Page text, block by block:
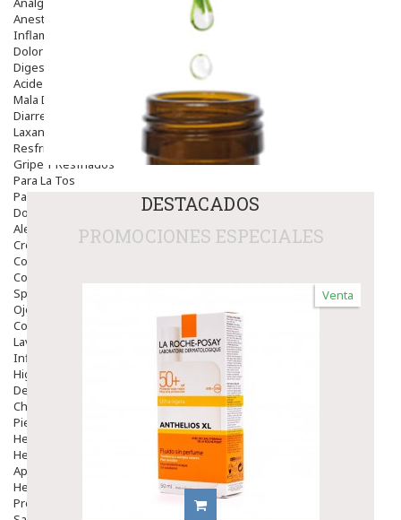
Anestésicos
Inflamación Articulaciones
Dolor Muscular / Articular
Digestivo
Acidez, Gases Y Ardores
Mala Digestion
Diarrea / Estreñimiento / Vómitos
Laxantes
Resfriados
Gripe Y Resfriados
Para La Tos
Para Descongestionar La Nariz
Dolor De Garganta
Alergias Y Picaduras
Cremas
Comprimidos
Colirios
Sprays
Ojos Y Oidos
Congestión
Lavado Ojos
Inflamación Del Oido (otitis)
Higiene Oido
Deshabituación Tabaquismo
Chicles
Piel
Herpes Y Hongos
Heridas Y úlceras
Aparato Genital
Hemorroides
Protectores Y Emolientes
DESTACADOS
PROMOCIONES ESPECIALES
Venta